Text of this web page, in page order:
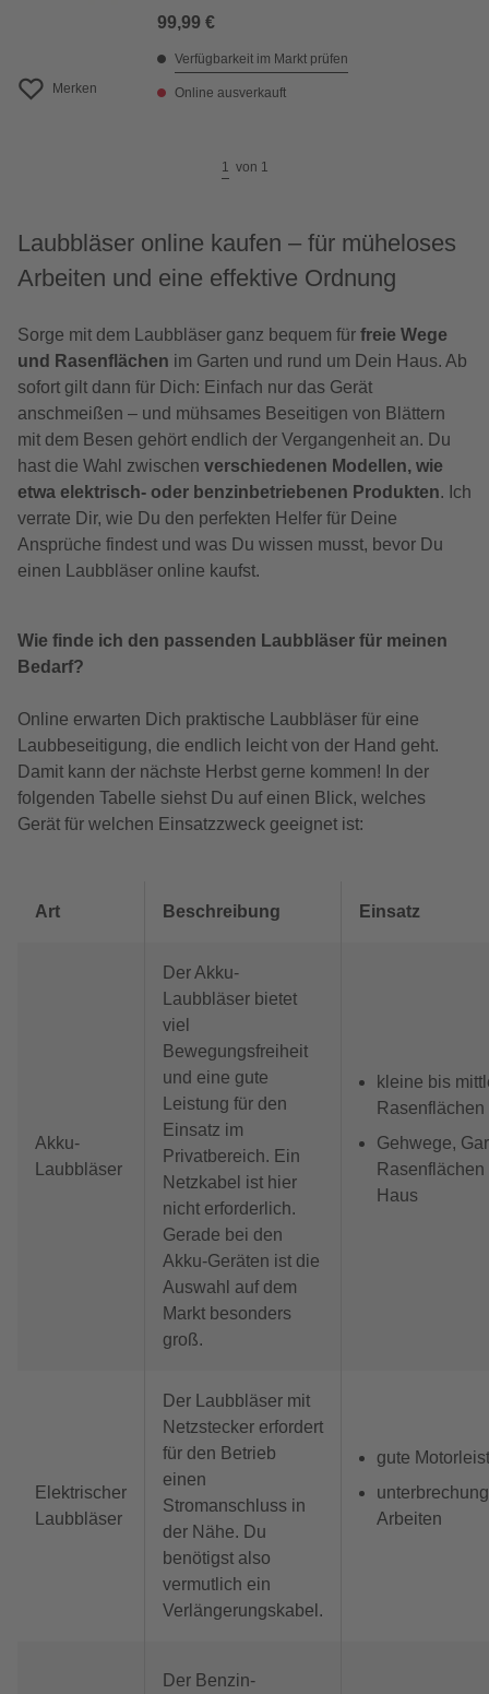
Merken
99,99 €
Verfügbarkeit im Markt prüfen
Online ausverkauft
1 von 1
Laubbläser online kaufen – für müheloses
Arbeiten und eine effektive Ordnung
Sorge mit dem Laubbläser ganz bequem für freie Wege
und Rasenflächen im Garten und rund um Dein Haus. Ab
sofort gilt dann für Dich: Einfach nur das Gerät
anschmeißen – und mühsames Beseitigen von Blättern
mit dem Besen gehört endlich der Vergangenheit an. Du
hast die Wahl zwischen verschiedenen Modellen, wie
etwa elektrisch- oder benzinbetriebenen Produkten. Ich
verrate Dir, wie Du den perfekten Helfer für Deine
Ansprüche findest und was Du wissen musst, bevor Du
einen Laubbläser online kaufst.
Wie finde ich den passenden Laubbläser für meinen
Bedarf?
Online erwarten Dich praktische Laubbläser für eine
Laubbeseitigung, die endlich leicht von der Hand geht.
Damit kann der nächste Herbst gerne kommen! In der
folgenden Tabelle siehst Du auf einen Blick, welches
Gerät für welchen Einsatzzweck geeignet ist:
Art Beschreibung Einsatz
Akku-
Laubbläser
Der Akku-
Laubbläser bietet
viel
Bewegungsfreiheit
und eine gute
Leistung für den
Einsatz im
Privatbereich. Ein
Netzkabel ist hier
nicht erforderlich.
Gerade bei den
Akku-Geräten ist die
Auswahl auf dem
Markt besonders
groß.
kleine bis
Rasenflächen
Gehwege,
Rasenflächen
Haus
Elektrischer
Laubbläser
Der Laubbläser mit
Netzstecker erfordert
für den Betrieb
einen
Stromanschluss in
der Nähe. Du
benötigst also
vermutlich ein
Verlängerungskabel.
gute
Arbeiten
Der Benzin-